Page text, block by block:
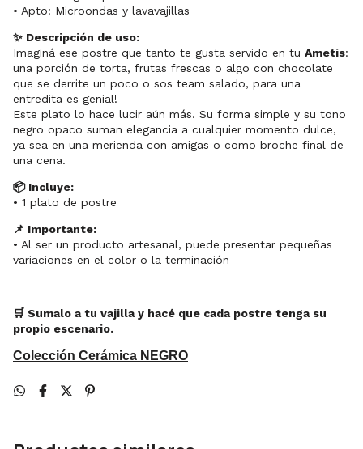
• Apto: Microondas y lavavajillas
✨ Descripción de uso:
Imaginá ese postre que tanto te gusta servido en tu Ametis:
una porción de torta, frutas frescas o algo con chocolate
que se derrite un poco o sos team salado, para una
entredita es genial!
Este plato lo hace lucir aún más. Su forma simple y su tono
negro opaco suman elegancia a cualquier momento dulce,
ya sea en una merienda con amigas o como broche final de
una cena.
📦 Incluye:
• 1 plato de postre
📌 Importante:
• Al ser un producto artesanal, puede presentar pequeñas
variaciones en el color o la terminación
🛒 Sumalo a tu vajilla y hacé que cada postre tenga su
propio escenario.
Colección Cerámica NEGRO